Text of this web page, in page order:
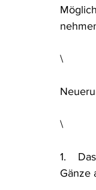
\
\
1.
Gänze